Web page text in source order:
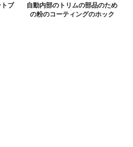
ブ
自動内部のトリムの部品のため
の粉のコーティングのホック